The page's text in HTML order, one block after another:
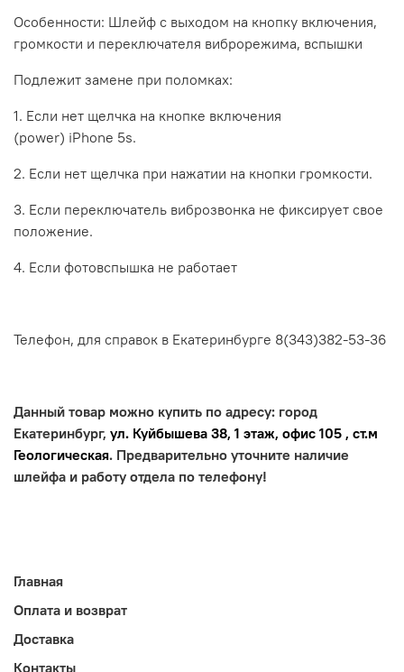
Особенности: Шлейф с выходом на кнопку включения,
громкости и переключателя виброрежима, вспышки
Подлежит замене при поломках:
1. Если нет щелчка на кнопке включения
(power) iPhone 5s.
2. Если нет щелчка при нажатии на кнопки громкости.
3. Если переключатель виброзвонка не фиксирует свое
положение.
4. Если фотовспышка не работает
Телефон, для справок в Екатеринбурге 8(343)382-53-36
Данный товар можно купить по адресу: город
Екатеринбург, ул. Куйбышева 38, 1 этаж, офис 105 , ст.м
Геологическая. Предварительно уточните наличие
шлейфа и работу отдела по телефону!
Главная
Оплата и возврат
Доставка
Контакты